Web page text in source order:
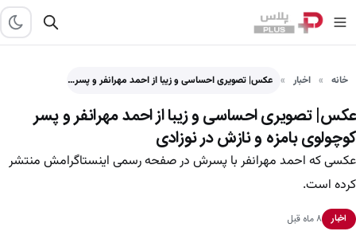
خانه اخبار عکس| تصویری احساسی و زیبا از احمد مهرانفر و پسر…
عکس| تصویری احساسی و زیبا از احمد مهرانفر و پسر
کوچولوی بامزه و نازش در نوزادی
عکسی که احمد مهرانفر با پسرش در صفحه رسمی اینستاگرامش منتشر
کرده است.
اخبار ۸ ماه قبل